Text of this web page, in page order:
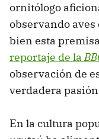
ornitólogo
observando aves
bien esta
reportaje de la
observación de
verdadera
En la cultura